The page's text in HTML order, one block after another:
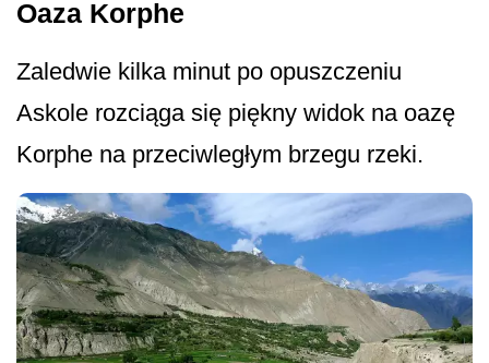
Oaza Korphe
Zaledwie kilka minut po opuszczeniu
Askole rozciąga się piękny widok na oazę
Korphe na przeciwległym brzegu rzeki.